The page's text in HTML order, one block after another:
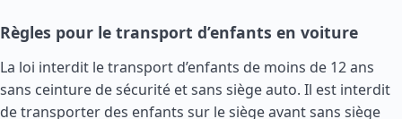
Règles pour le transport d’enfants en voiture
La loi interdit le transport d’enfants de moins de 12 ans
sans ceinture de sécurité et sans siège auto. Il est interdit
de transporter des enfants sur le siège avant sans siège